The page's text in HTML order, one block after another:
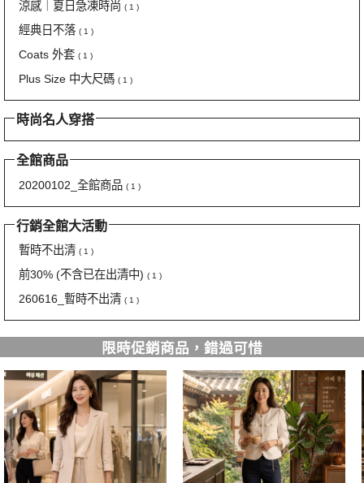
涼感｜夏日急凍時尚 ( 1 )
經典日不落 ( 1 )
Coats 外套 ( 1 )
Plus Size 中大尺碼 ( 1 )
時尚名人穿搭
全館商品
20200102_全館商品 ( 1 )
行銷全館大活動
暫時不出清 ( 1 )
前30% (不含已在出清中) ( 1 )
260616_暫時不出清 ( 1 )
限時促銷商品，錯過可惜